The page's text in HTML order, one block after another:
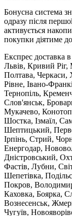
Бонусна система
одразу після
активується
покупки діятиме
Експрес доставка
Львів, Кривий Ріг,
Полтава,
Рівне, Івано-
Тернопіль,
Слов'янськ,
Мукачево,
Шостка, Ізмаїл,
Шептицький,
Ірпінь, Стрий,
Енергодар,
Дністровський,
Фастів, Лубни,
Шепетівка,
Покров,
Каховка, Боярка,
Вознесенськ,
Чугуїв,